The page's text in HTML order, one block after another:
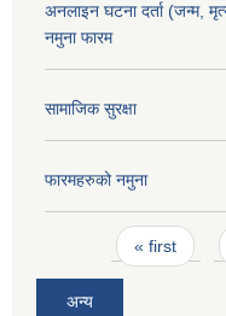
अनलाइन घटना दर्ता (जन्म,
नमुना फारम
सामाजिक सुरक्षा
फारमहरुको नमुना
Pages« first
अन्य